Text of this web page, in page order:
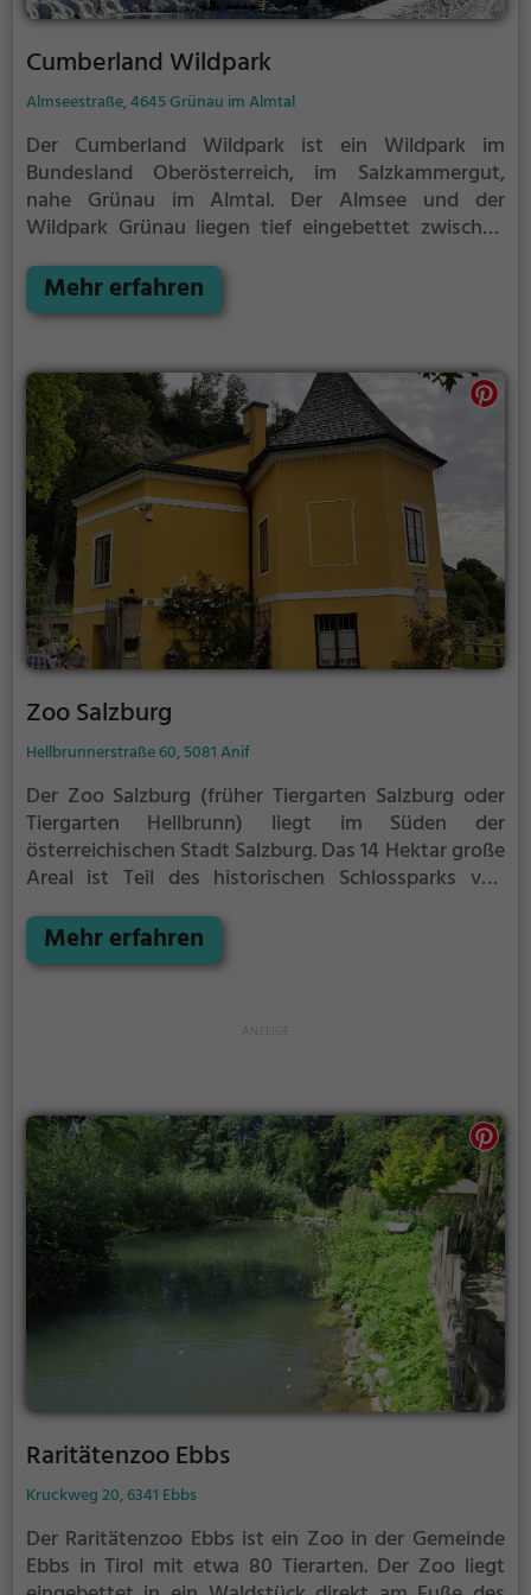
Cumberland Wildpark
Almseestraße, 4645 Grünau im Almtal
Der Cumberland Wildpark ist ein Wildpark im
Bundesland Oberösterreich, im Salzkammergut,
nahe Grünau im Almtal. Der Almsee und der
Wildpark Grünau liegen tief eingebettet zwischen
Der durch das Wirken von Konrad Lorenz bekannte
Tierpark bietet verschiedenen Tierarten auf einer
Bedrohte Tierarten wie Urwildpferde sind zu
bestaunen. Weit gezogene Wanderwege führen
durch den Park, mit seinen 70 verschiedenen
Tierarten und insgesamt ca. 500 Tieren.
Mehr erfahren
Zoo Salzburg
Hellbrunnerstraße 60, 5081 Anif
Der Zoo Salzburg (früher Tiergarten Salzburg oder
Tiergarten Hellbrunn) liegt im Süden der
österreichischen Stadt Salzburg. Das 14 Hektar große
Areal ist Teil des historischen Schlossparks von
Gemeindegebiet von Anif. Der Zoo hält rund 1500
Tiere in 150 Arten und beschäftigt rund 50
Mehr erfahren
Raritätenzoo Ebbs
Kruckweg 20, 6341 Ebbs
Der Raritätenzoo Ebbs ist ein Zoo in der Gemeinde
Ebbs in Tirol mit etwa 80 Tierarten. Der Zoo liegt